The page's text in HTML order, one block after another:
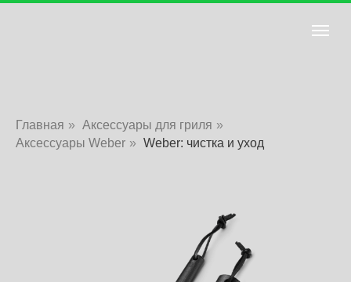
Главная » Аксессуары для гриля »
Аксессуары Weber » Weber: чистка и уход